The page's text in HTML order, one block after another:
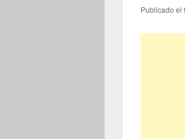
Publicado el